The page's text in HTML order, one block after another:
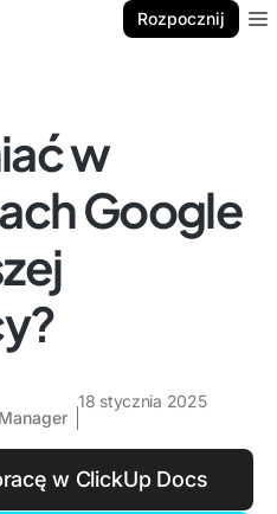
Rozpocznij
w
Google
18 stycznia 2025
w ClickUp Docs